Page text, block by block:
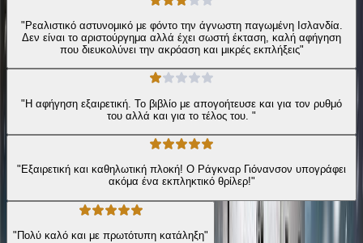
"Ρεαλιστικό αστυνομικό με φόντο την άγνωστη παγωμένη Ισλανδία.
Δεν είναι το αριστούργημα αλλά έχει σωστή έκταση, καλή αφήγηση
που διευκολύνει την ακρόαση και μικρές εκπλήξεις"
"Η αφήγηση εξαιρετική. Το βιβλίο με απογοήτευσε και για τον ρυθμό
του αλλά και για το τέλος του. "
"Εξαιρετική και καθηλωτική πλοκή! Ο Ράγκναρ Γιόνανσον υπογράφει
ακόμα ένα εκπληκτικό θρίλερ!"
"Πολύ καλό και με πρωτότυπη κατάληξη"